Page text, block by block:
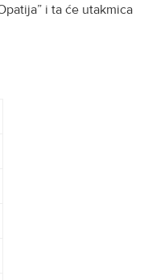
i ta će utakmica